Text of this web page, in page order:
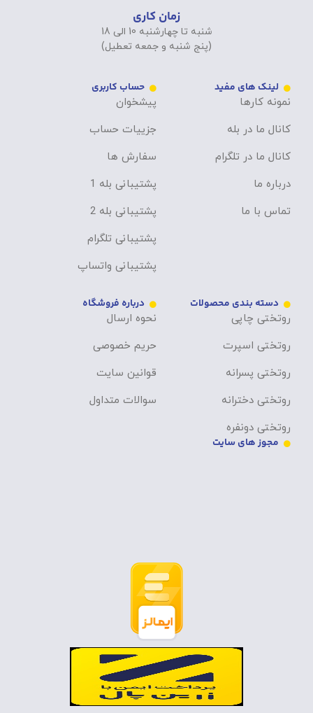
زمان کاری
شنبه تا چهارشنبه 10 الی 18
(پنج شنبه و جمعه تعطیل)
لینک های مفید
نمونه کارها
کانال ما در بله
کانال ما در تلگرام
درباره ما
تماس با ما
حساب کاربری
پیشخوان
جزییات حساب
سفارش ها
پشتیبانی بله 1
پشتیبانی بله 2
پشتیبانی تلگرام
پشتیبانی واتساپ
دسته بندی محصولات
روتختی چاپی
روتختی اسپرت
روتختی پسرانه
روتختی دخترانه
روتختی دونفره
درباره فروشگاه
نحوه ارسال
حریم خصوصی
قوانین سایت
سوالات متداول
مجوز های سایت